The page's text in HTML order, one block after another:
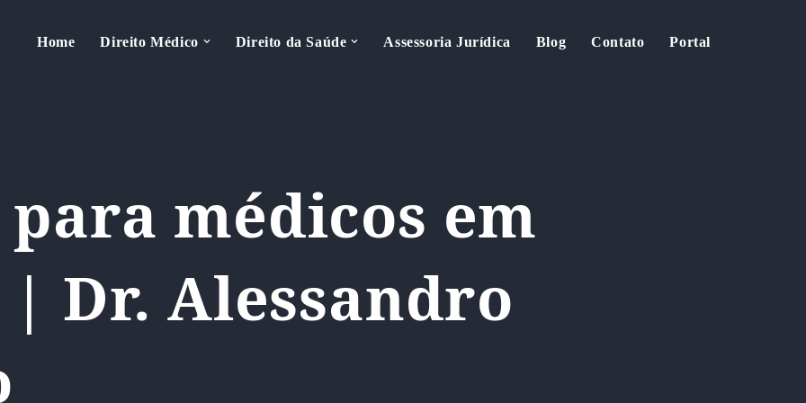
Home Direito Médico Direito da Saúde Assessoria Jurídica Blog Contato Portal
médicos em
Dr. Alessandro